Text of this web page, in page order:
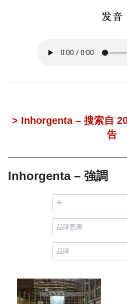
> Inhorgenta – 搜索自
告
Inhorgenta – 強調